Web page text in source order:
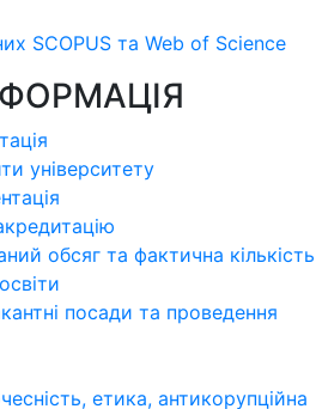
SCOPUS та Web of Science
університету
обсяг та фактична кількість
посади та проведення
етика, антикорупційна